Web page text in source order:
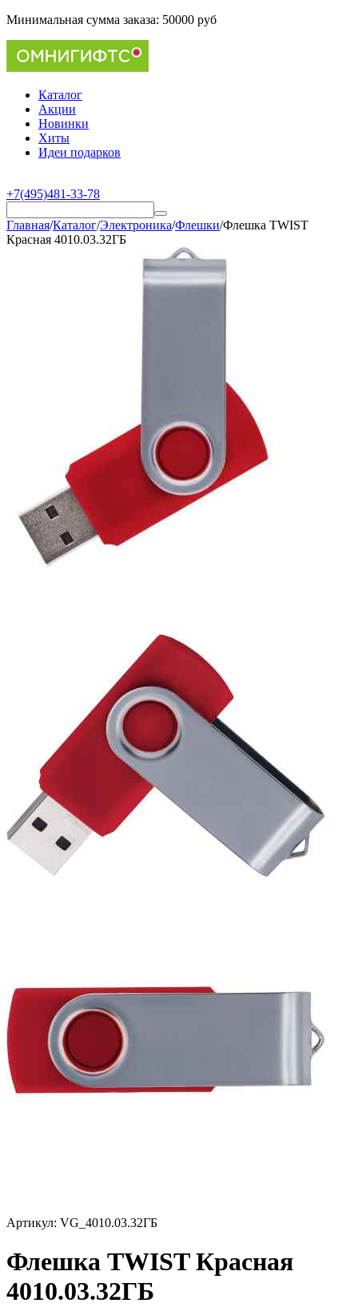
Минимальная сумма заказа: 50000 руб
Каталог
Акции
Новинки
Хиты
Идеи подарков
+7(495)481-33-78
Главная/Каталог/Электроника/Флешки/Флешка TWIST
Красная 4010.03.32ГБ
Артикул: VG_4010.03.32ГБ
Флешка TWIST Красная
4010.03.32ГБ